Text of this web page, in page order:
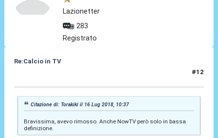
Lazionetter
283
Registrato
Re:Calcio in TV
#12
Citazione di: Torakiki il 16 Lug 2018, 10:37
Bravissima, avevo rimosso. Anche NowTV però solo in bassa
definizione.